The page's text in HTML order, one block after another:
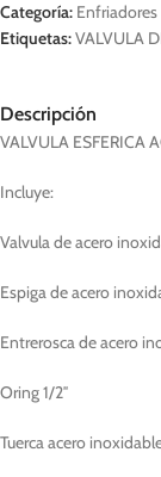
Categoría: Enfriadores
Etiquetas:VALVULA
Descripción
VALVULA ESFERICA
Incluye:
Valvula de acero
Espiga de acero
Entrerosca de acero
Oring 1/2″
Tuerca acero